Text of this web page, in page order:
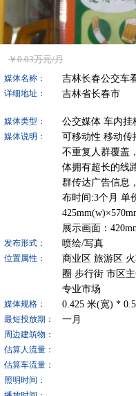
￥0.03万元/月
媒体名称： 吉林长春公交车
详细地址： 吉林省长春市
媒体类型： 公交媒体 车内挂
媒体说明：
可移动性 移动传
不重复人群覆盖
体拥有超长的线
群传达广告信息
布时间:3个月 单
展示画面：
发布形式： 喷绘/写真
位置属性： 商业区 旅游区
圈 步行街 市区
专业市场
媒体规格： 0.425米(宽) *
最短投放期： 一月
周边建筑物：
估算人流量：
估算车流量：
照明时间：